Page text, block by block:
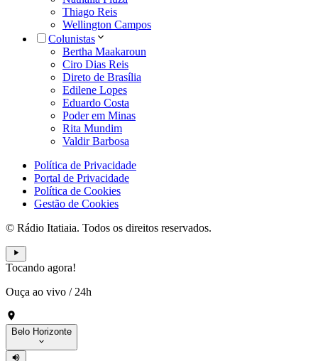
Thiago Reis
Wellington Campos
Colunistas
Bertha Maakaroun
Ciro Dias Reis
Direto de Brasília
Edilene Lopes
Eduardo Costa
Poder em Minas
Rita Mundim
Valdir Barbosa
Política de Privacidade
Portal de Privacidade
Política de Cookies
Gestão de Cookies
© Rádio Itatiaia. Todos os direitos reservados.
Tocando agora!
Ouça ao vivo / 24h
Belo Horizonte